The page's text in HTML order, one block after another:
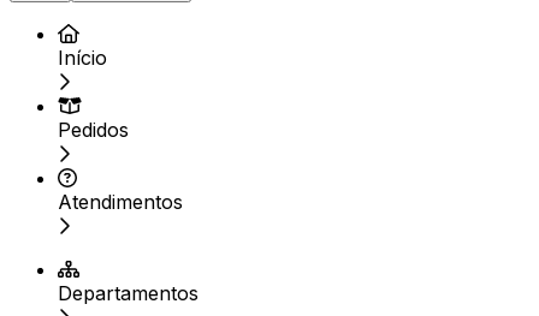
Início
Pedidos
Atendimentos
Departamentos